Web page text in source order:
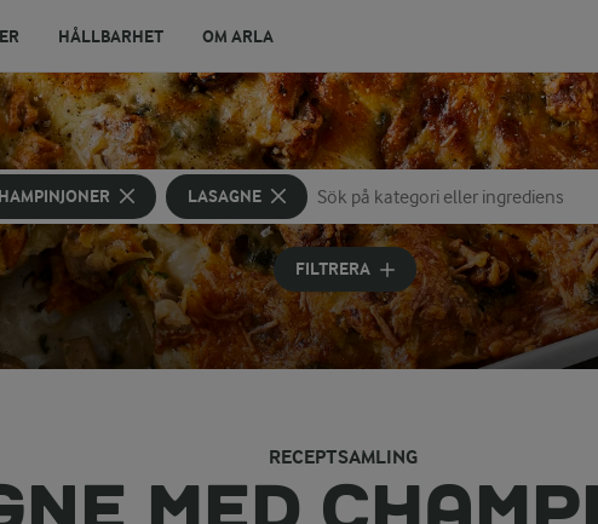
HÅLLBARHET OM ARLA
LASAGNE
Sök på kategori eller ingrediens
Skriv in sökord för att få förslag
FILTRERA
RECEPTSAMLING
MED